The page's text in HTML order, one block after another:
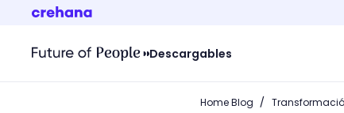
Descargables
Home Blog /